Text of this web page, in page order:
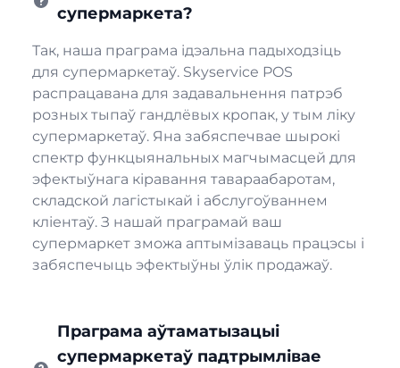
супермаркета?
Так, наша праграма ідэальна падыходзіць
для супермаркетаў. Skyservice POS
распрацавана для задавальнення патрэб
розных тыпаў гандлёвых кропак, у тым ліку
супермаркетаў. Яна забяспечвае шырокі
спектр функцыянальных магчымасцей для
эфектыўнага кіравання тавараабаротам,
складской лагістыкай і абслугоўваннем
кліентаў. З нашай праграмай ваш
супермаркет зможа аптымізаваць працэсы і
забяспечыць эфектыўны ўлік продажаў.
Праграма аўтаматызацыі
супермаркетаў падтрымлівае